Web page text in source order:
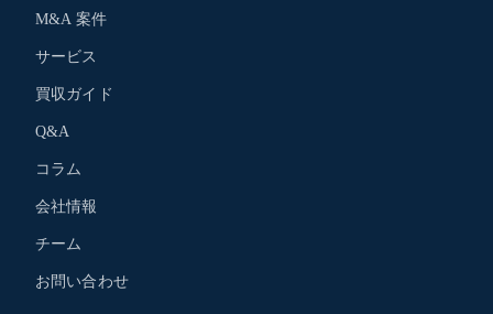
M&A 案件
サービス
買収ガイド
Q&A
コラム
会社情報
チーム
お問い合わせ